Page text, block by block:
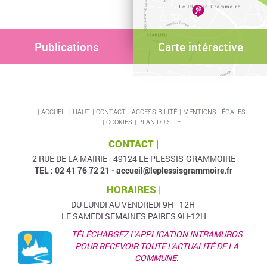
Publications Carte intéractive
ACCUEIL HAUT CONTACT ACCESSIBILITÉ
MENTIONS LÉGALES
COOKIES
PLAN DU SITE
CONTACT |
2 RUE DE LA MAIRIE - 49124 LE PLESSIS-GRAMMOIRE
TEL : 02 41 76 72 21 -accueil@leplessisgrammoire.fr
HORAIRES |
DU LUNDI AU VENDREDI 9H - 12H
LE SAMEDI SEMAINES PAIRES 9H-12H
TÉLÉCHARGEZ L’APPLICATION INTRAMUROS
POUR RECEVOIR TOUTE L'ACTUALITÉ DE LA
COMMUNE.